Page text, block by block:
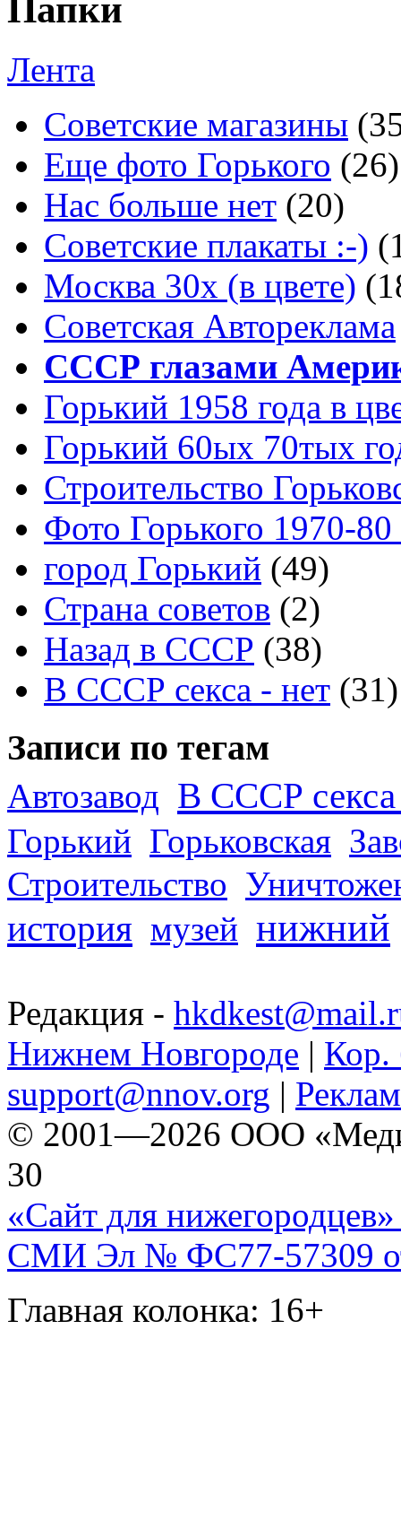
Папки
Лента
Советские магазины
Еще фото Горького (26)
Нас больше нет (20)
Советские плакаты :-)
Москва 30x (в цвете)
Советская Автореклама
СССР глазами
Горький 1958 года в
Горький 60ых 70тых
Строительство
Фото Горького 1970-80
город Горький (49)
Страна советов (2)
Назад в СССР (38)
В СССР секса - нет (31)
Записи по тегам
Автозавод В СССР секса
Горький Горьковская
Строительство
история музей нижний
Редакция -
Нижнем Новгороде | Кор.
support@nnov.org |
© 2001—2026 ООО
30
«Сайт для нижегородцев»
СМИ Эл № ФС77-57309
Главная колонка: 16+